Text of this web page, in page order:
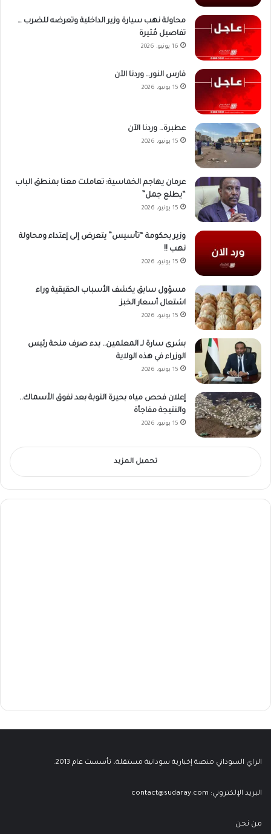
محاولة نهب سيارة وزير الداخلية وتعرضه للضرب …
تفاصيل مُثيرة
16 يونيو، 2026
فارس النور… وردنا الآن
15 يونيو، 2026
عطبرة… وردنا الآن
15 يونيو، 2026
عرمان يهاجم الخماسية: تعاملت معنا بمنطق الباب
“يطلع جمل”
15 يونيو، 2026
وزير بحكومة “تأسيس” يتعرض إلى إعتداء ومحاولة
نهب !!
15 يونيو، 2026
مسؤول سابق يكشف الأسباب الحقيقية وراء
اشتعال أسعار الخبز
15 يونيو، 2026
بشرى سارة لـ المعلمين.. بدء صرف منحة رئيس
الوزراء في هذه الولاية
15 يونيو، 2026
إعلان فحص مياه بحيرة النوبة بعد نفوق الأسماك..
والنتيجة مفاجأة
15 يونيو، 2026
تحميل المزيد
الراي السوداني منصة إخبارية سودانية مستقلة، تأسست عام 2013.
البريد الإلكتروني: contact@sudaray.com
من نحن